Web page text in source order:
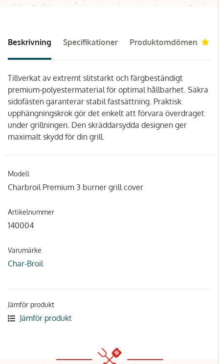
Beskrivning Specifikationer Produktomdömen
Tillverkat av extremt slitstarkt och färgbeständigt
premium-polyestermaterial för optimal hållbarhet. Säkra
sidofästen garanterar stabil fastsättning. Praktisk
upphängningskrok gör det enkelt att förvara överdraget
under grillningen. Den skräddarsydda designen ger
maximalt skydd för din grill.
Modell
Charbroil Premium 3 burner grill cover
Artikelnummer
140004
Varumärke
Char-Broil
Jämför produkt
Jämför produkt